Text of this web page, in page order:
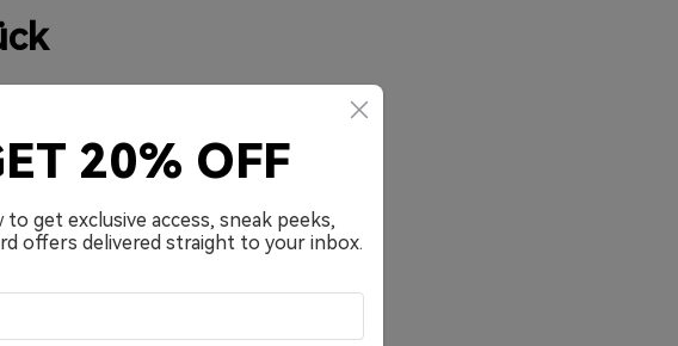
20% OFF
to get exclusive access, sneak peeks,
offers delivered straight to your inbox.